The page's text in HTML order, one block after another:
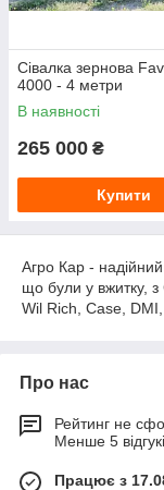
Сівалка зернова
4000 - 4 метри
В наявності
265 000 ₴
Купити
Агро Кар - надійний
що були у вжитку,
Wil Rich, Case,
Про нас
Рейтинг не
Менше 5
Працює з